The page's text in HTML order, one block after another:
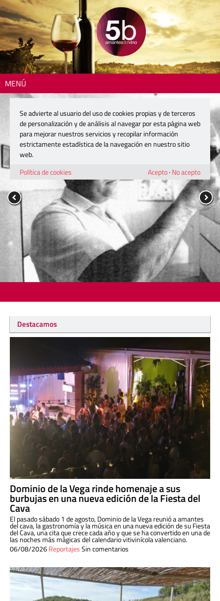
MENÚ
Destacamos
Dominio de la Vega rinde homenaje a sus
burbujas en una nueva edición de la Fiesta del
Cava
El pasado sábado 1 de agosto, Dominio de la Vega reunió a amantes
del cava, la gastronomía y la música en una nueva edición de su Fiesta
del Cava, una cita que crece cada año y que se ha convertido en una de
las noches más mágicas del calendario vitivinícola valenciano.
06/08/2026ReportajesSin comentarios
Se advierte al usuario del uso de cookies propias y de terceros
de personalización y de análisis al navegar por esta página web
para mejorar nuestros servicios y recopilar información
estrictamente estadística de la navegación en nuestro sitio
web.
Política de cookies
Acepto· No acepto